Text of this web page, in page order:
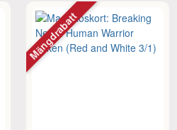
Mängdrabatt